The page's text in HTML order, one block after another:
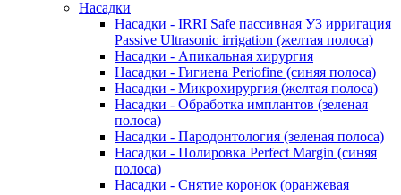
Насадки
Насадки - IRRI Safe пассивная УЗ ирригация
Passive Ultrasonic irrigation (желтая полоса)
Насадки - Апикальная хирургия
Насадки - Гигиена Periofine (синяя полоса)
Насадки - Микрохирургия (желтая полоса)
Насадки - Обработка имплантов (зеленая
полоса)
Насадки - Пародонтология (зеленая полоса)
Насадки - Полировка Perfect Margin (синяя
полоса)
Насадки - Снятие коронок (оранжевая